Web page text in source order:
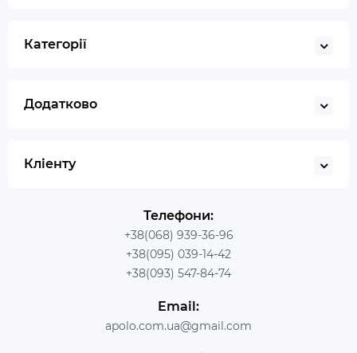
Категорії
Додатково
Кліенту
Телефони:
+38(068) 939-36-96
+38(095) 039-14-42
+38(093) 547-84-74
Email:
apolo.com.ua@gmail.com